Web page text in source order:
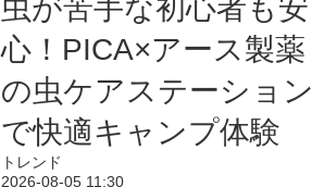
虫が苦手な初心者も安
心！PICA×アース製薬
の虫ケアステーション
で快適キャンプ体験
トレンド
2026-08-05 11:30